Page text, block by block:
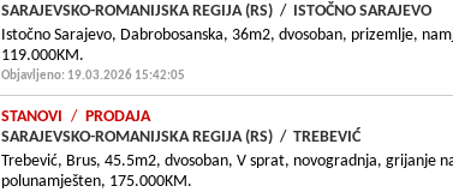
SARAJEVSKO-ROMANIJSKA REGIJA (RS) / ISTOČNO SARAJEVO
Istočno Sarajevo, Dabrobosanska, 36m2, dvosoban, prizemlje,
119.000KM.
Objavljeno: 19.03.2026 15:42:05
STANOVI / PRODAJA
SARAJEVSKO-ROMANIJSKA REGIJA (RS) / TREBEVIĆ
Trebević, Brus, 45.5m2, dvosoban, V sprat, novogradnja, grijanje
polunamješten, 175.000KM.